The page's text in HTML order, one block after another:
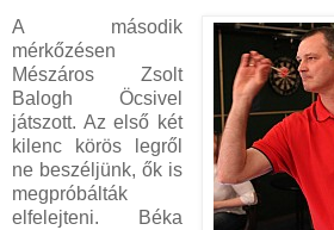
A második
mérkőzésen
Mészáros Zsolt
Balogh Öcsivel
játszott. Az első két
kilenc körös legről
ne beszéljünk, ők is
megpróbálták
elfelejteni. Béka